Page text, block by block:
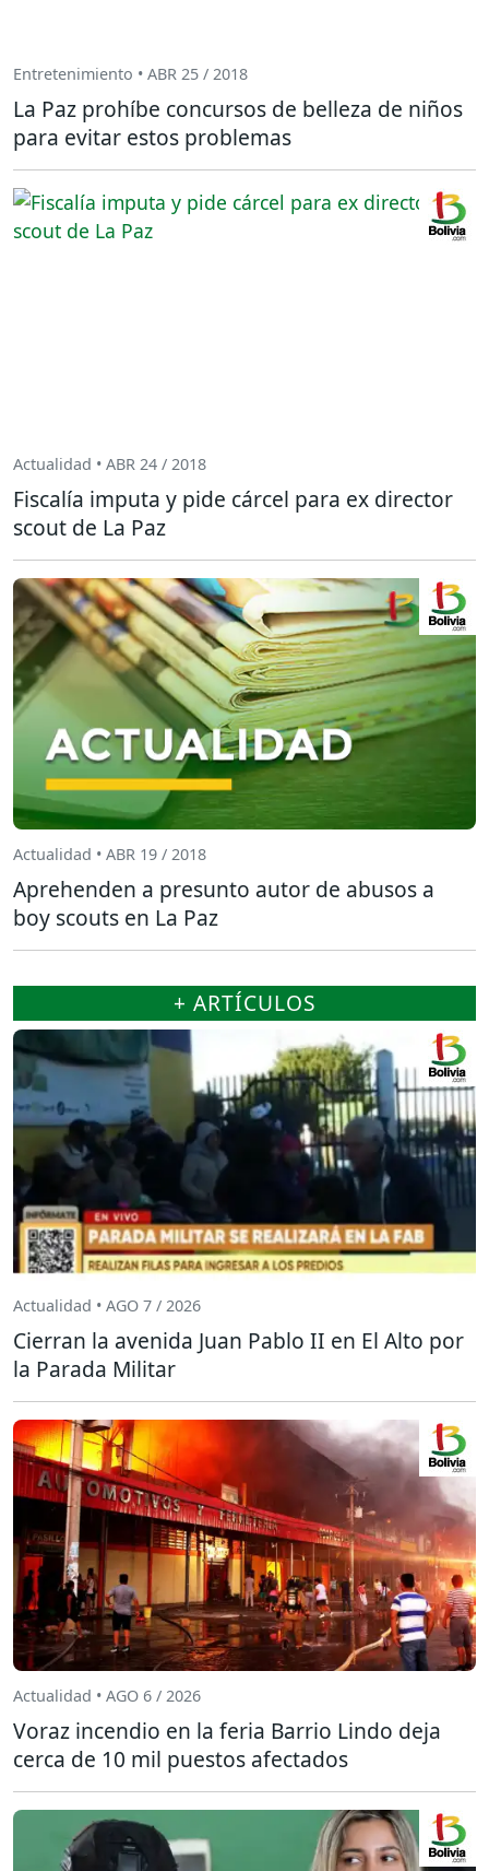
Entretenimiento • ABR 25 / 2018
La Paz prohíbe concursos de belleza de niños
para evitar estos problemas
Actualidad • ABR 24 / 2018
Fiscalía imputa y pide cárcel para ex director
scout de La Paz
Actualidad • ABR 19 / 2018
Aprehenden a presunto autor de abusos a
boy scouts en La Paz
+ ARTÍCULOS
Actualidad • AGO 7 / 2026
Cierran la avenida Juan Pablo II en El Alto por
la Parada Militar
Actualidad • AGO 6 / 2026
Voraz incendio en la feria Barrio Lindo deja
cerca de 10 mil puestos afectados